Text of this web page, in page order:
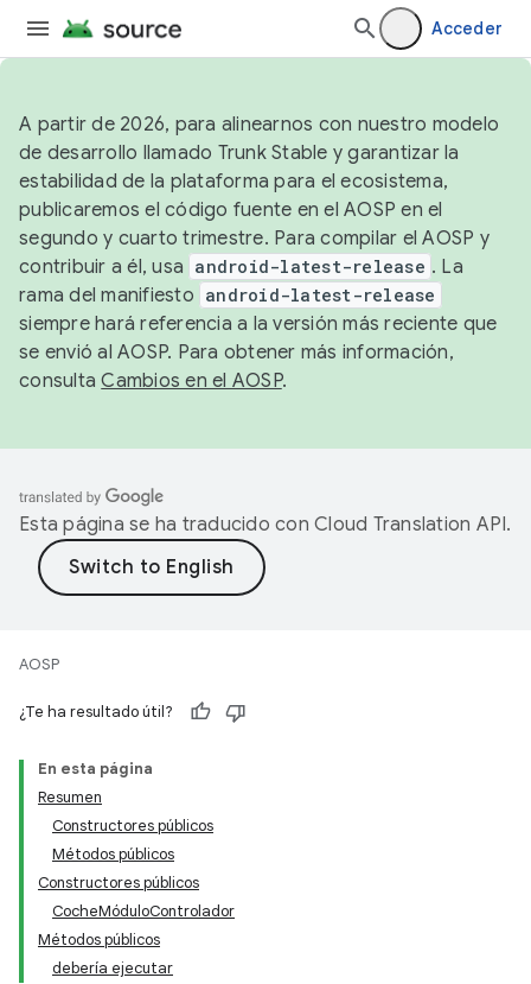
Acceder
A partir de 2026, para alinearnos con nuestro modelo
de desarrollo llamado Trunk Stable y garantizar la
estabilidad de la plataforma para el ecosistema,
publicaremos el código fuente en el AOSP en el
segundo y cuarto trimestre. Para compilar el AOSP y
contribuir a él, usa android-latest-release . La
rama del manifiesto android-latest-release
siempre hará referencia a la versión más reciente que
se envió al AOSP. Para obtener más información,
consultaCambios en el AOSP.
Esta página se ha traducido con Cloud Translation API.
AOSP
¿Te ha resultado útil?
En esta página
Resumen
Constructores públicos
Métodos públicos
Constructores públicos
CocheMóduloControlador
Métodos públicos
debería ejecutar